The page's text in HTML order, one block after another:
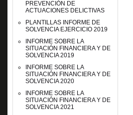
PREVENCIÓN DE
ACTUACIONES DELICTIVAS
PLANTILLAS INFORME DE
SOLVENCIA EJERCICIO 2019
INFORME SOBRE LA
SITUACIÓN FINANCIERA Y DE
SOLVENCIA 2019
INFORME SOBRE LA
SITUACIÓN FINANCIERA Y DE
SOLVENCIA 2020
INFORME SOBRE LA
SITUACIÓN FINANCIERA Y DE
SOLVENCIA 2021